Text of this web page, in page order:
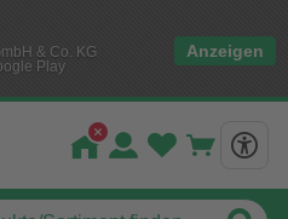
& Co. KG
Play
Anzeigen